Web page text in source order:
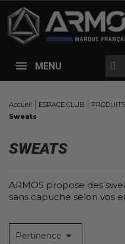
MENU
Accueil ESPACE CLUB
Sweats
FILTRE DE RECHERCHE
Tous
Broderie & marquage (1)
100% imprimé par
Tous
SWEATS
ARMOS propose des
sans capuche selon vos
Pertinence 
Panneau de gestion des